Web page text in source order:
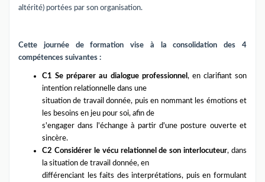
altérité) portées par son organisation.
Cette journée de formation vise à la consolidation des 4
compétences suivantes :
C1 Se préparer au dialogue professionnel , en clarifiant son
intention relationnelle dans une
situation de travail donnée, puis en nommant les émotions et
les besoins en jeu pour soi, afin de
s'engager dans l'échange à partir d'une posture ouverte et
sincère.
C2 Considérer le vécu relationnel de son interlocuteur, dans
la situation de travail donnée, en
différenciant les faits des interprétations, puis en formulant